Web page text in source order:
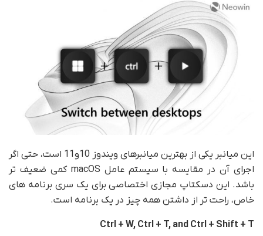
این میانبر یکی از بهترین میانبرهای ویندوز 10و11 است، حتی اگر
اجرای آن در مقایسه با سیستم عامل macOS کمی ضعیف تر
باشد. این دسکتاپ مجازی اختصاصی برای یک سری برنامه های
خاص، راحت تر از داشتن همه چیز در یک برنامه است.
Ctrl + W, Ctrl + T, and Ctrl + Shift + T